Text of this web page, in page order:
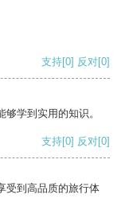
支持[0] 反对[0]
学到实用的知识。
支持[0] 反对[0]
受到高品质的旅行体